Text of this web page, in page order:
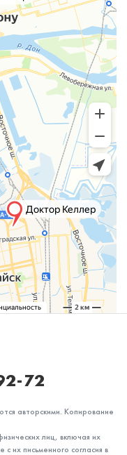
72
авторскими. Копирование
лиц, включая их
их письменного согласия в